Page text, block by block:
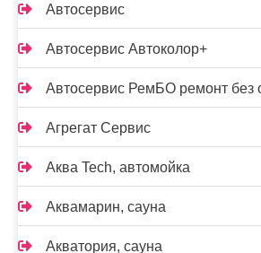
Автосервис
Автосервис Автоколор+
Автосервис РемБО ремонт без
Агрегат Сервис
Аква Tech, автомойка
Аквамарин, сауна
Акватория, сауна